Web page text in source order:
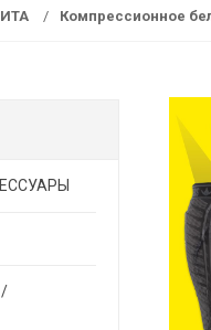
/ Компрессионное